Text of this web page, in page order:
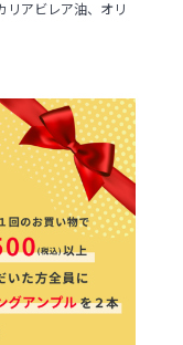
アビレア油、オリ